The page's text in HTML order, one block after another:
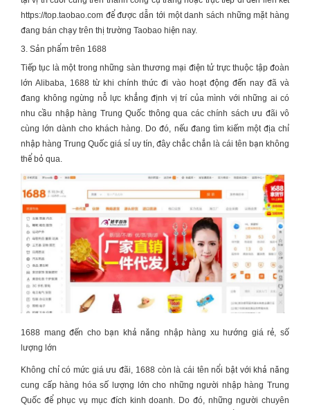
https://top.taobao.com để được dẫn tới một danh sách những mặt hàng
đang bán chạy trên thị trường Taobao hiện nay.
3. Sản phẩm trên 1688
Tiếp tục là một trong những sàn thương mại điện tử trực thuộc tập đoàn
lớn Alibaba, 1688 từ khi chính thức đi vào hoạt động đến nay đã và
đang không ngừng nỗ lực khẳng định vị trí của mình với những ai có
nhu cầu nhập hàng Trung Quốc thông qua các chính sách ưu đãi vô
cùng lớn dành cho khách hàng. Do đó, nếu đang tìm kiếm một địa chỉ
nhập hàng Trung Quốc giá sỉ uy tín, đây chắc chắn là cái tên bạn không
thể bỏ qua.
1688 mang đến cho bạn khả năng nhập hàng xu hướng giá rẻ, số
lượng lớn
Không chỉ có mức giá ưu đãi, 1688 còn là cái tên nổi bật với khả năng
cung cấp hàng hóa số lượng lớn cho những người nhập hàng Trung
Quốc để phục vụ mục đích kinh doanh. Do đó, những người chuyên